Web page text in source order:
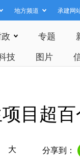
地方频道 承建网
专题
技 图片
目超
大 分享到：